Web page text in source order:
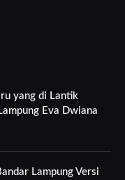
yang di Lantik
Eva Dwiana
Lampung Versi